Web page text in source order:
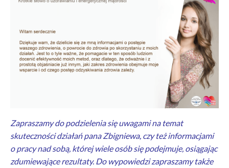
Zapraszamy do podzielenia się uwagami na temat
skuteczności działań pana Zbigniewa, czy też informacjami
o pracy nad sobą, której wiele osób się podejmuje, osiągając
zdumiewające rezultaty. Do wypowiedzi zapraszamy także